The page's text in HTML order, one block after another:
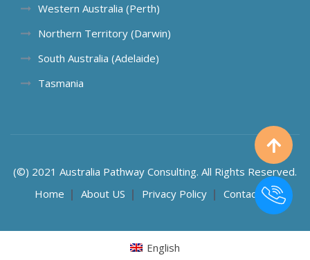
Western Australia (Perth)
Northern Territory (Darwin)
South Australia (Adelaide)
Tasmania
(©) 2021 Australia Pathway Consulting. All Rights Reserved.
Home
About US Privacy Policy Contact US
English